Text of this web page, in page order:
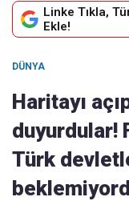
Linke Tıkla,
Ekle!
DÜNYA
Haritayı
duyurdular!
Türk